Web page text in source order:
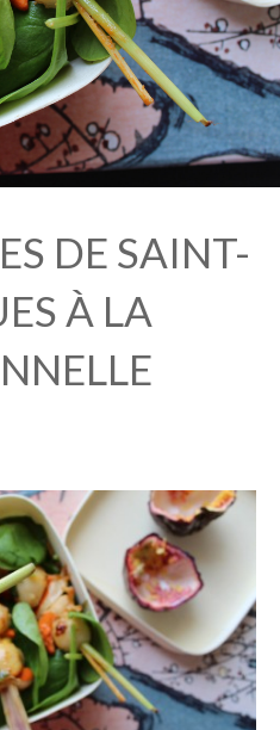
DE SAINT-
À LA